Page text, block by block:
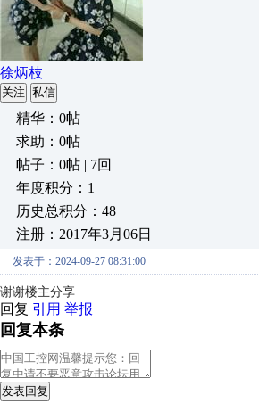
徐炳枝
关注 私信
精华：0帖
求助：0帖
帖子：0帖 | 7回
年度积分：1
历史总积分：48
注册：2017年3月06日
发表于：2024-09-27 08:31:00
谢谢楼主分享
回复 引用 举报
回复本条
发表回复